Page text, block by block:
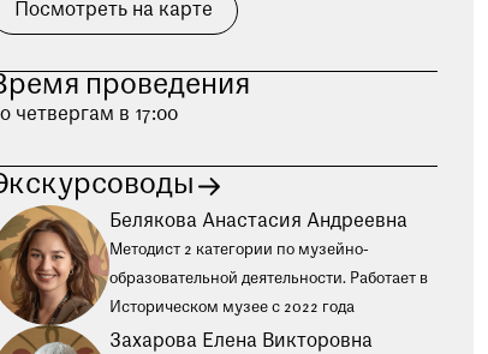
Посмотреть на карте
проведения
четвергам в 17:00
Белякова Анастасия Андреевна
Методист 2 категории по музейно-
образовательной деятельности. Работает в
Историческом музее с 2022 года
Захарова Елена Викторовна